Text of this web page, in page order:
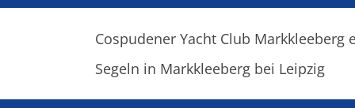
Cospudener Yacht Club Markkleeberg
Segeln in Markkleeberg bei Leipzig